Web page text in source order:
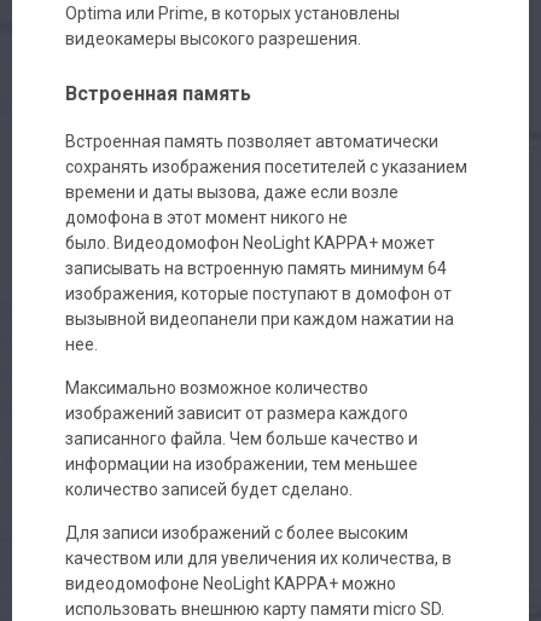
Optima или Prime, в которых установлены
видеокамеры высокого разрешения.
Встроенная память
Встроенная память позволяет автоматически
сохранять изображения посетителей с указанием
времени и даты вызова, даже если возле
домофона в этот момент никого не
было. Видеодомофон NeoLight KAPPA+ может
записывать на встроенную память минимум 64
изображения, которые поступают в домофон от
вызывной видеопанели при каждом нажатии на
нее.
Максимально возможное количество
изображений зависит от размера каждого
записанного файла. Чем больше качество и
информации на изображении, тем меньшее
количество записей будет сделано.
Для записи изображений с более высоким
качеством или для увеличения их количества, в
видеодомофоне NeoLight KAPPA+ можно
использовать внешнюю карту памяти micro SD.